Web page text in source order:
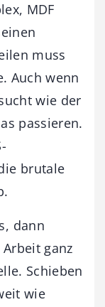
MDF
muss
Auch wenn
wie der
passieren.
brutale
dann
ganz
Schieben
wie